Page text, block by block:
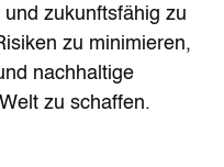
zukunftsfähig zu
zu minimieren,
nachhaltige
zu schaffen.